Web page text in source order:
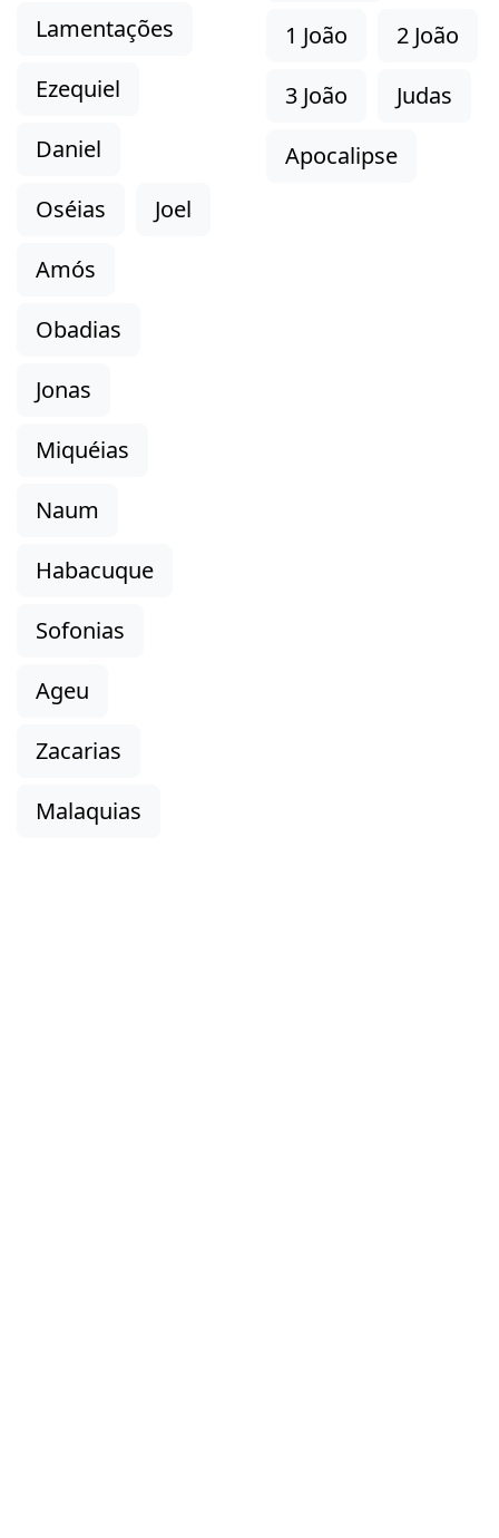
Lamentações
Ezequiel
Daniel
Oséias
Joel
Amós
Obadias
Jonas
Miquéias
Naum
Habacuque
Sofonias
Ageu
Zacarias
Malaquias
1 João
2 João
3 João
Judas
Apocalipse